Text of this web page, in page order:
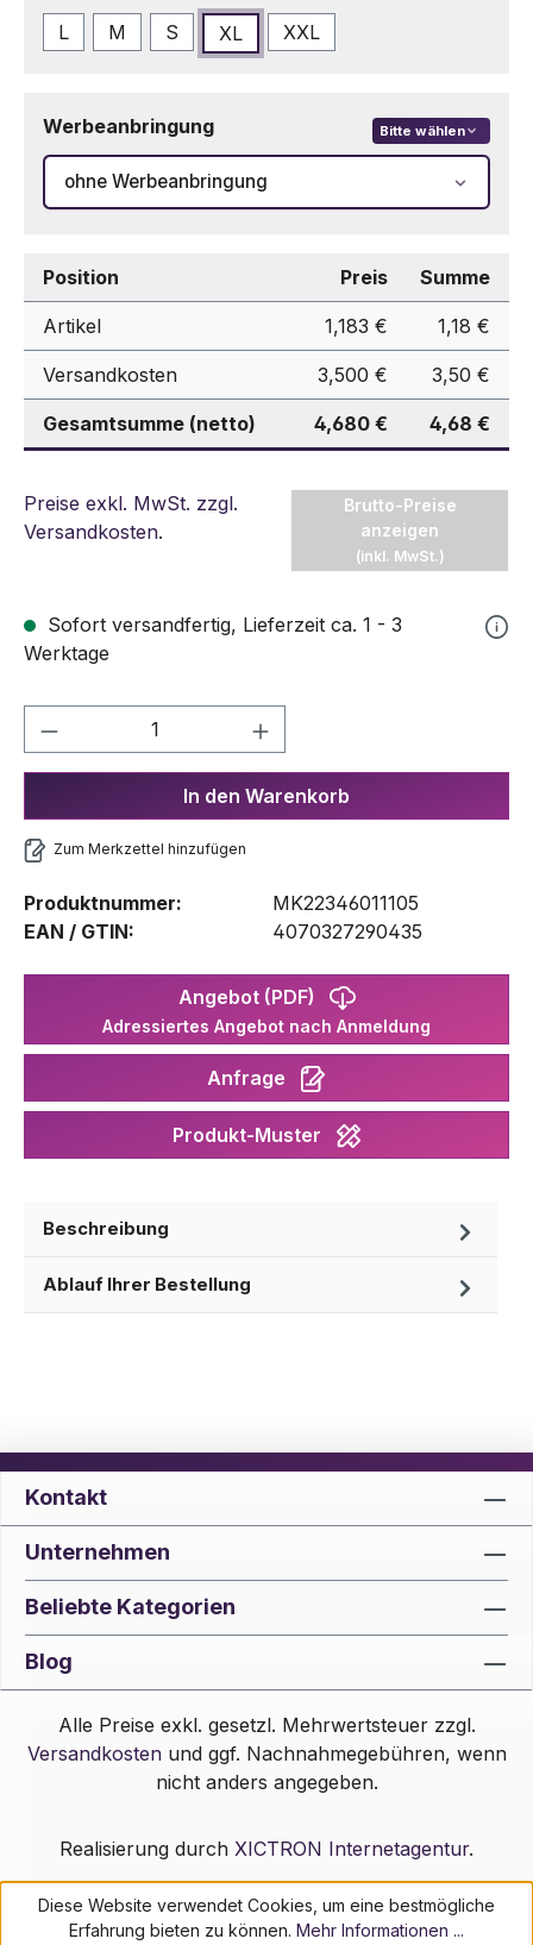
L
M S XL XXL
Werbeanbringung Bitte wählen
ohne Werbeanbringung
Position Preis Summe
Artikel 1,183 € 1,18 €
Versandkosten 3,500 € 3,50 €
Gesamtsumme (netto) 4,680 € 4,68 €
Preise exkl. MwSt. zzgl.
Versandkosten.
Brutto-Preise
anzeigen
(inkl. MwSt.)
Sofort versandfertig, Lieferzeit ca. 1 - 3
Werktage
Produkt Anzahl: Gib den
In den Warenkorb
Zum Merkzettel hinzufügen
Produktnummer:
MK22346011105
EAN / GTIN:
4070327290435
Angebot (PDF)
Adressiertes Angebot nach Anmeldung
Anfrage
Produkt-Muster
Beschreibung
Ablauf Ihrer Bestellung
Kontakt
Unternehmen
Beliebte Kategorien
Blog
Alle Preise exkl. gesetzl. Mehrwertsteuer zzgl.
Versandkostenund ggf. Nachnahmegebühren, wenn
nicht anders angegeben.
Realisierung durch XICTRON Internetagentur.
Diese Website verwendet Cookies, um eine bestmögliche
Erfahrung bieten zu können. Mehr Informationen ...